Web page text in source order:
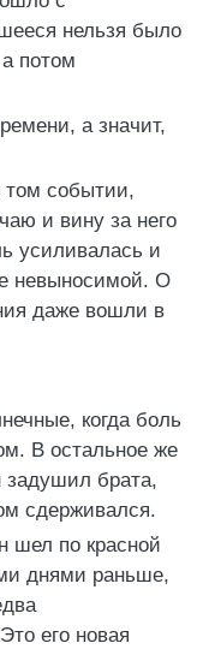
нельзя было
потом
а значит,
том событии,
и вину за него
усиливалась и
невыносимой. О
даже вошли в
когда боль
В остальное же
задушил брата,
сдерживался.
шел по красной
днями раньше,
его новая